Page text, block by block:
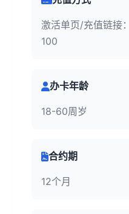
激活单页/充值链接
100
办卡年龄
18-60周岁
合约期
12个月